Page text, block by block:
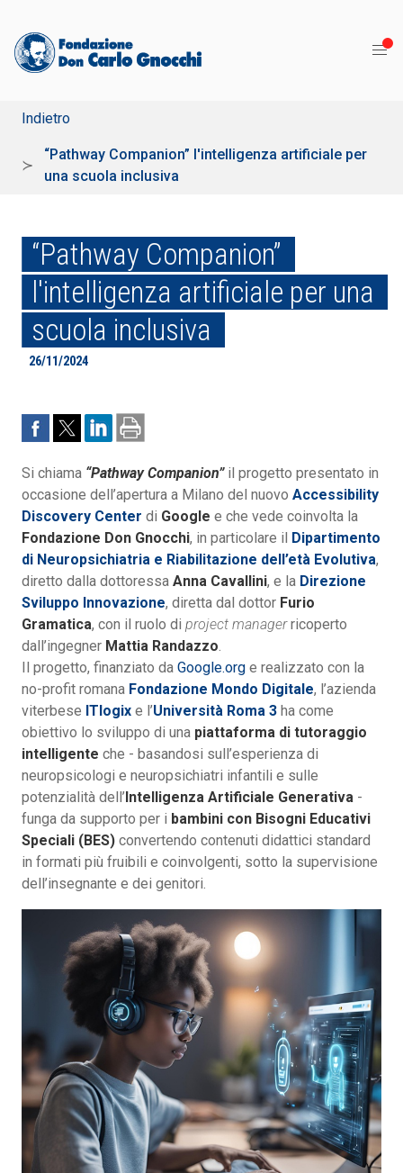
Indietro
“Pathway Companion” l'intelligenza artificiale per
una scuola inclusiva
“Pathway Companion”
l'intelligenza artificiale per una
scuola inclusiva
26/11/2024
Si chiama “Pathway Companion”il progetto presentato in
occasione dell’apertura a Milano del nuovo Accessibility
Discovery Center di Google e che vede coinvolta la
Fondazione Don Gnocchi, in particolare il Dipartimento
di Neuropsichiatria e Riabilitazione dell’età Evolutiva,
diretto dalla dottoressa Anna Cavallini, e la Direzione
Sviluppo Innovazione, diretta dal dottor Furio
Gramatica, con il ruolo di project managerricoperto
dall’ingegner Mattia Randazzo.
Il progetto, finanziato da Google.org e realizzato con la
no-profit romana Fondazione Mondo Digitale, l’azienda
viterbese ITlogix e l’Università Roma 3 ha come
obiettivo lo sviluppo di una piattaforma di tutoraggio
intelligente che - basandosi sull’esperienza di
neuropsicologi e neuropsichiatri infantili e sulle
potenzialità dell’Intelligenza Artificiale Generativa -
funga da supporto per i bambini con Bisogni Educativi
Speciali (BES) convertendo contenuti didattici standard
in formati più fruibili e coinvolgenti, sotto la supervisione
dell’insegnante e dei genitori.